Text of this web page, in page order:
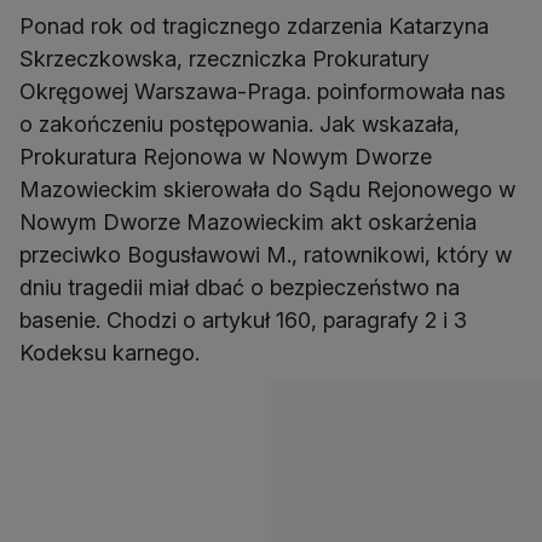
Ponad rok od tragicznego zdarzenia Katarzyna
Skrzeczkowska, rzeczniczka Prokuratury
Okręgowej Warszawa-Praga. poinformowała nas
o zakończeniu postępowania. Jak wskazała,
Prokuratura Rejonowa w Nowym Dworze
Mazowieckim skierowała do Sądu Rejonowego w
Nowym Dworze Mazowieckim akt oskarżenia
przeciwko Bogusławowi M., ratownikowi, który w
dniu tragedii miał dbać o bezpieczeństwo na
basenie. Chodzi o artykuł 160, paragrafy 2 i 3
Kodeksu karnego.